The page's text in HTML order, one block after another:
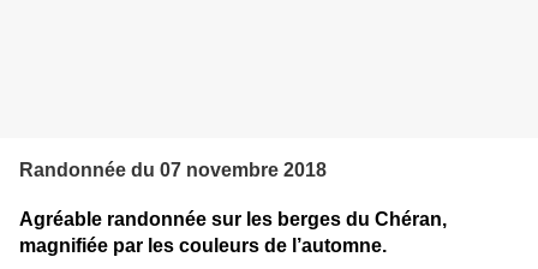
Randonnée du 07 novembre 2018
Agréable randonnée sur les berges du Chéran,
magnifiée par les couleurs de l’automne.